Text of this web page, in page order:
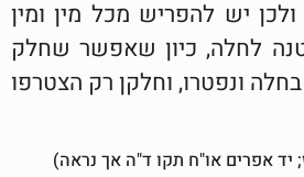
יש להפריש מכל מין ומין
לחלה, כיון שאפשר שחלק
בחלה ונפטרו, וחלקן רק הצטרפו
יד אפרים או"ח תקו ד"ה אך נראה)